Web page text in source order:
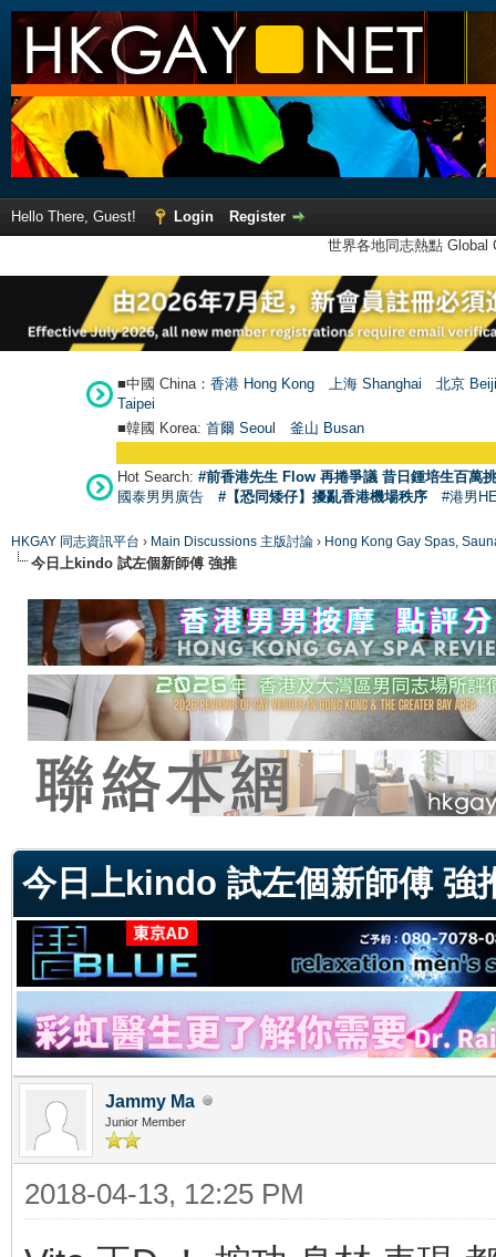
Hello There, Guest! Login
Register
世界各地同志熱點
■中國 China： 香港 Hong Kong 上海 Shanghai
北京
Taipei
■韓國 Korea: 首爾 Seoul 釜山 Busan
Hot Search: #前香港先生 Flow 再捲爭議 昔日鍾培生百萬
國泰男男廣告
#【恐同矮仔】擾亂香港機場秩序 #港男
HKGAY 同志資訊平台 › Main Discussions 主版討論 › Hong Kong Gay Spas,
今日上kindo 試左個新師傅 強推
今日上kindo 試左個新師傅 強
Jammy Ma
Junior Member
2018-04-13, 12:25 PM